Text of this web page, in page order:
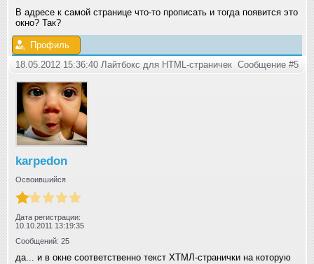
В адресе к самой странице что-то прописать и тогда появится это
окно? Так?
Профиль
18.05.2012 15:36:40 Лайтбокс для HTML-страничек Сообщение #5
karpedon
Освоившийся
Дата регистрации:
10.10.2011 13:19:35
Сообщений: 25
да... и в окне соответственно текст ХТМЛ-странички на которую